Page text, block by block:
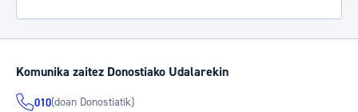
Komunika zaitez Donostiako Udalarekin
010(doan Donostiatik)